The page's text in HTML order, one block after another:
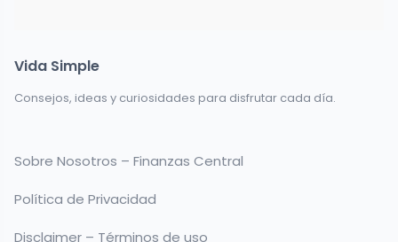
Vida Simple
Consejos, ideas y curiosidades para disfrutar cada día.
Sobre Nosotros – Finanzas Central
Política de Privacidad
Disclaimer – Términos de uso